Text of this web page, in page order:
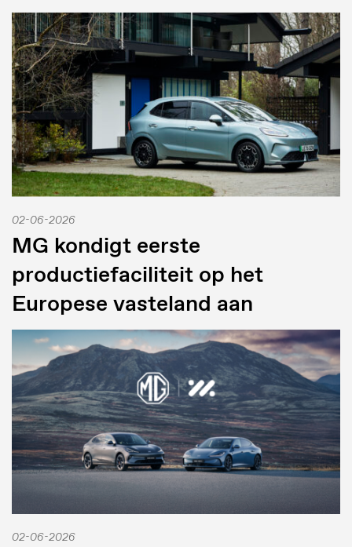
02-06-2026
MG kondigt eerste
productiefaciliteit op het
Europese vasteland aan
02-06-2026